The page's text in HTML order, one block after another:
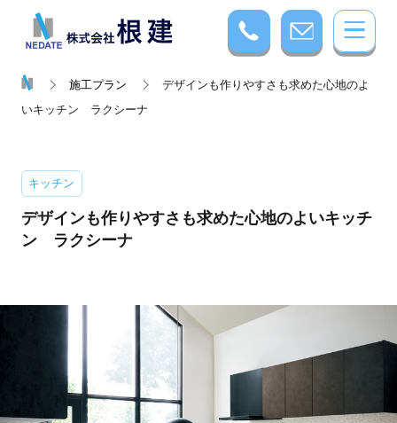
施工プラン
デザインも作りやすさも求めた心地のよ
いキッチン ラクシーナ
キッチン
デザインも作りやすさも求めた心地のよいキッチ
ン ラクシーナ